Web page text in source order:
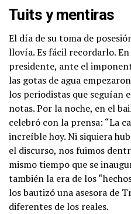
Tuits y mentiras
El día de su toma de
llovía. Es fácil recordarlo.
presidente, ante el
las gotas de agua
los periodistas que seguían
notas. Por la noche, en el
celebró con la prensa: “La
increíble hoy. Ni siquiera
el discurso, nos fuimos
mismo tiempo que se
también la era de los
los bautizó una asesora de
diferentes de los reales.